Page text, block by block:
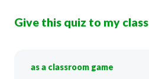
Give this quiz to my class
as a classroom game